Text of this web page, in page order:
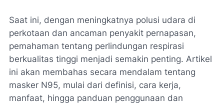
Saat ini, dengan meningkatnya polusi udara di
perkotaan dan ancaman penyakit pernapasan,
pemahaman tentang perlindungan respirasi
berkualitas tinggi menjadi semakin penting. Artikel
ini akan membahas secara mendalam tentang
masker N95, mulai dari definisi, cara kerja,
manfaat, hingga panduan penggunaan dan